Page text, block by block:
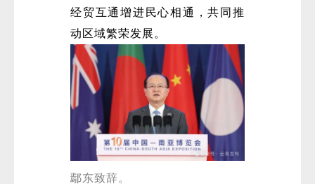
经贸互通增进民心相通，共同推
动区域繁荣发展。
鄢东致辞。